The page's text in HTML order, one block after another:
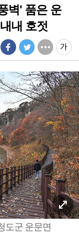
벽' 품은 운
내 호젓
도군 운문면